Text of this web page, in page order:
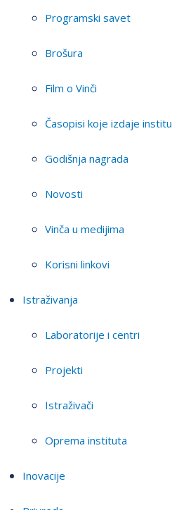
Programski savet
Brošura
Film o Vinči
Časopisi koje izdaje
Godišnja nagrada
Novosti
Vinča u medijima
Korisni linkovi
Istraživanja
Laboratorije i centri
Projekti
Istraživači
Oprema instituta
Inovacije